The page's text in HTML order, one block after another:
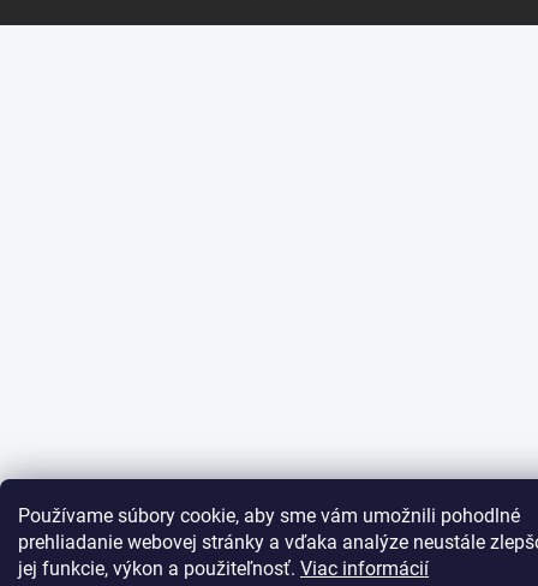
Používame súbory cookie, aby sme vám umožnili pohodlné
prehliadanie webovej stránky a vďaka analýze neustále
jej funkcie, výkon a použiteľnosť. Viac informácií